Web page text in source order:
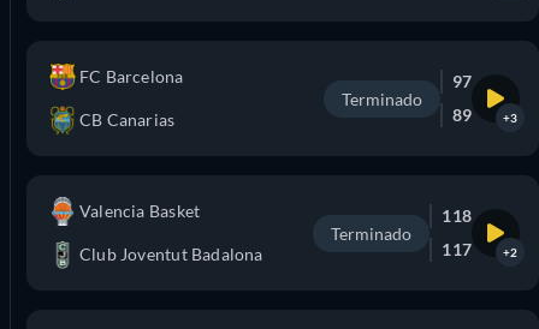
FC Barcelona
CB Canarias
Terminado
97
89
+3
Valencia Basket
Club Joventut Badalona
Terminado
118
117
+2